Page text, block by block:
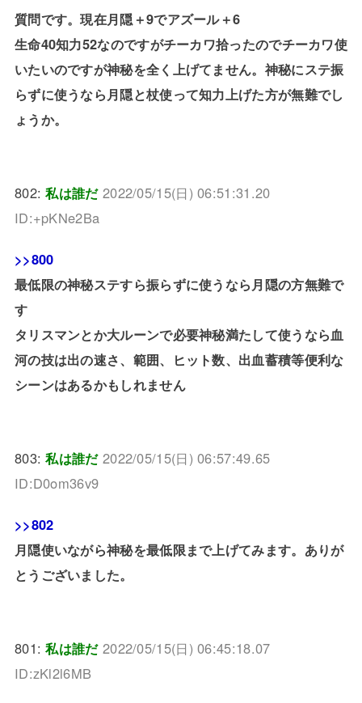
質問です。現在月隠＋9でアズール＋6
生命40知力52なのですがチーカワ拾ったのでチーカワ使
いたいのですが神秘を全く上げてません。神秘にステ振
らずに使うなら月隠と杖使って知力上げた方が無難でし
ょうか。
802:私は誰だ 2022/05/15(日) 06:51:31.20
ID:+pKNe2Ba
>>800
最低限の神秘ステすら振らずに使うなら月隠の方無難で
す
タリスマンとか大ルーンで必要神秘満たして使うなら血
河の技は出の速さ、範囲、ヒット数、出血蓄積等便利な
シーンはあるかもしれません
803:私は誰だ 2022/05/15(日) 06:57:49.65
ID:D0om36v9
>>802
月隠使いながら神秘を最低限まで上げてみます。ありが
とうございました。
801:私は誰だ 2022/05/15(日) 06:45:18.07
ID:zKl2l6MB